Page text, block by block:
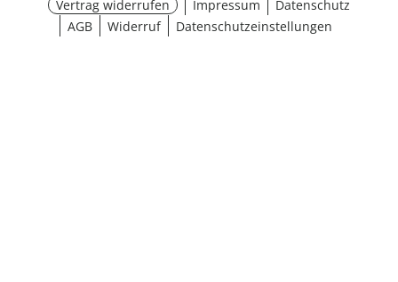
Vertrag widerrufen Impressum
Datenschutz
AGB
Widerruf Datenschutzeinstellungen